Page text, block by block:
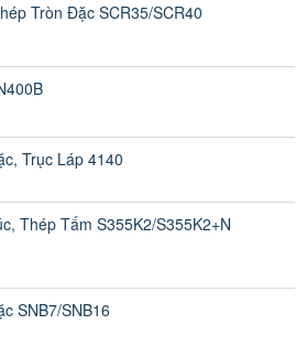
Tròn Đặc SCR35/SCR40
Trục Láp 4140
Thép Tấm S355K2/S355K2+N
SNB7/SNB16